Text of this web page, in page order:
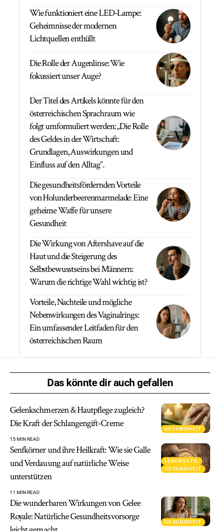
Wie funktioniert eine LED-Lampe:
Geheimnisse der modernen
Lichtquellen enthüllt
Die Rolle der Augenlinse: Wie
fokussiert unser Auge?
Der Titel des Artikels könnte für den
österreichischen Sprachraum wie
folgt umformuliert werden: „Die Rolle
des Geldes in der Wirtschaft:
Grundlagen, Auswirkungen und
Einfluss auf den Alltag“.
Die gesundheitsfördernden Vorteile
von Holunderbeerenmarmelade: Eine
geheime Waffe für unsere
Gesundheit
Die Wirkung von Aftershave auf die
Haut und die Steigerung des
Selbstbewusstseins bei Männern:
Warum die richtige Wahl wichtig ist?
Vorteile, Nachteile und mögliche
Nebenwirkungen des Vaginalrings:
Ein umfassender Leitfaden für den
österreichischen Raum
Das könnte dir auch gefallen
GESUNDHEIT
Gelenkschmerzen & Hautpflege zugleich?
Die Kraft der Schlangengift-Creme
15 MIN READ
LEBENSSTIL
GESUNDHEIT
Senfkörner und ihre Heilkraft: Wie sie Galle
und Verdauung auf natürliche Weise
unterstützen
11 MIN READ
GESUNDHEIT
Die wunderbaren Wirkungen von Gelee
Royale: Natürliche Gesundheitsvorsorge